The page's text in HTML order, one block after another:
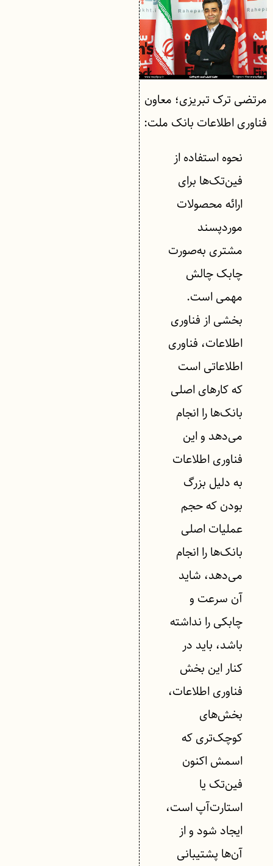
مرتضی ترک تبریزی؛ معاون
فناوری اطلاعات بانک ملت:
نحوه استفاده از
فین‌تک‌ها برای
ارائه محصولات
موردپسند
مشتری به‌صورت
چابک چالش
مهمی است.
بخشی از فناوری
اطلاعات، فناوری
اطلاعاتی است
که کارهای اصلی
بانک‌ها را انجام
می‌دهد و این
فناوری اطلاعات
به دلیل بزرگ
بودن که حجم
عملیات اصلی
بانک‌ها را انجام
می‌دهد، شاید
آن سرعت و
چابکی را نداشته
باشد، باید در
کنار این بخش
فناوری اطلاعات،
بخش‌های
کوچک‌تری که
اسمش اکنون
فین‌تک یا
استارت‌آپ است،
ایجاد شود و از
آن‌ها پشتیبانی